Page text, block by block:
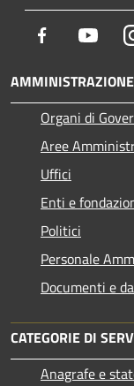
Facebook
AMMINISTRAZIONE
Organi di
Aree
Uffici
Enti e
Politici
Personale
Documenti e
CATEGORIE DI
Anagrafe e